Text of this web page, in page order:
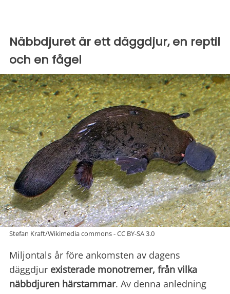
Näbbdjuret är ett däggdjur, en reptil
och en fågel
Stefan Kraft/Wikimedia commons - CC BY-SA 3.0
Miljontals år före ankomsten av dagens
däggdjur existerade monotremer, från vilka
näbbdjuren härstammar. Av denna anledning